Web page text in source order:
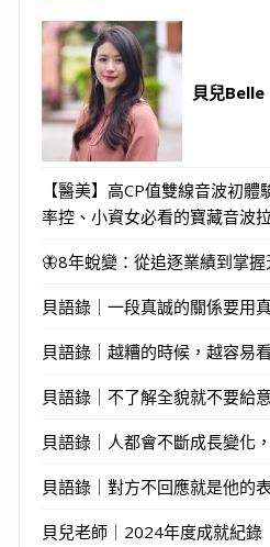
貝兒Belle
【醫美】高CP值雙線音波初
率控、小資女必看的寶藏音波
🦋8年蛻變：從追逐業績到掌握
貝語錄｜一段真誠的關係要用
貝語錄｜越糟的時候，越容易
貝語錄｜不了解全貌就不要給
貝語錄｜人都會不斷成長變化
貝語錄｜對方不回應就是他的
貝兒老師｜2024年度成就紀錄